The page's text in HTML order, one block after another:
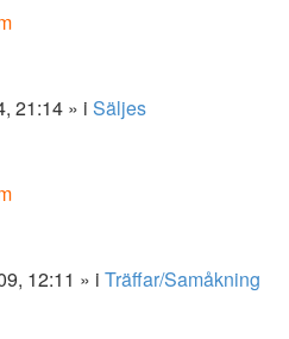
21:14 » i Säljes
12:11 » i Träffar/Samåkning